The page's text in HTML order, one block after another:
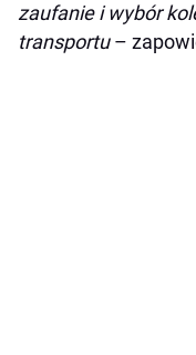
zaufanie i wybór
transportu–